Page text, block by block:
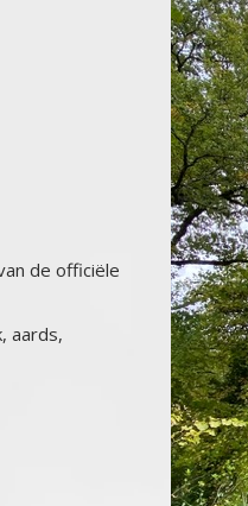
de officiële
aards,